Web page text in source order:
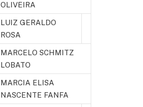
OLIVEIRA
LUIZ GERALDO
ROSA
MARCELO SCHMITZ
LOBATO
MARCIA ELISA
NASCENTE FANFA